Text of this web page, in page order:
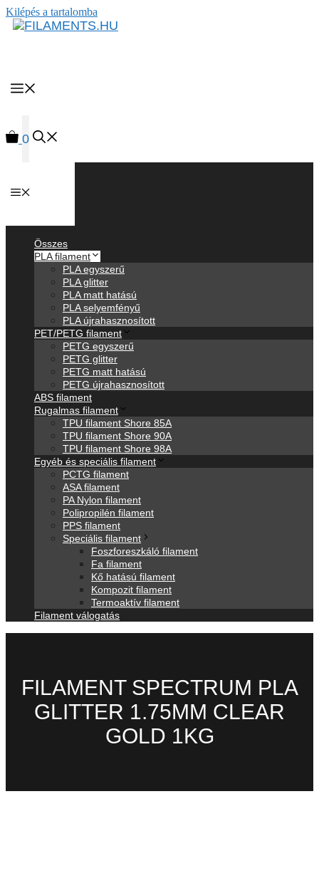
Kilépés a tartalomba
0
Összes
PLA filament
PLA egyszerű
PLA glitter
PLA matt hatású
PLA selyemfényű
PLA újrahasznosított
PET/PETG filament
PETG egyszerű
PETG glitter
PETG matt hatású
PETG újrahasznosított
ABS filament
Rugalmas filament
TPU filament Shore 85A
TPU filament Shore 90A
TPU filament Shore 98A
Egyéb és speciális filament
PCTG filament
ASA filament
PA Nylon filament
Polipropilén filament
PPS filament
Speciális filament
Foszforeszkáló filament
Fa filament
Kő hatású filament
Kompozit filament
Termoaktív filament
Filament válogatás
FILAMENT SPECTRUM PLA
GLITTER 1.75MM CLEAR
GOLD 1KG